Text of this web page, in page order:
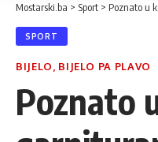
Mostarski.ba > Sport > Poznato u kojim
SPORT
BIJELO, BIJELO PA PLAVO
Poznato